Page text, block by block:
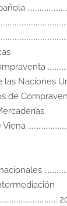
las Naciones
de